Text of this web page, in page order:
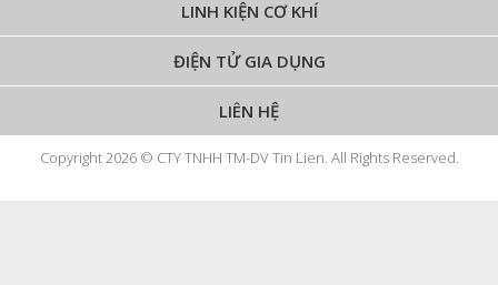
LINH KIỆN CƠ KHÍ
ĐIỆN TỬ GIA DỤNG
LIÊN HỆ
Copyright 2026 © CTY TNHH TM-DV Tin Lien. All Rights Reserved.